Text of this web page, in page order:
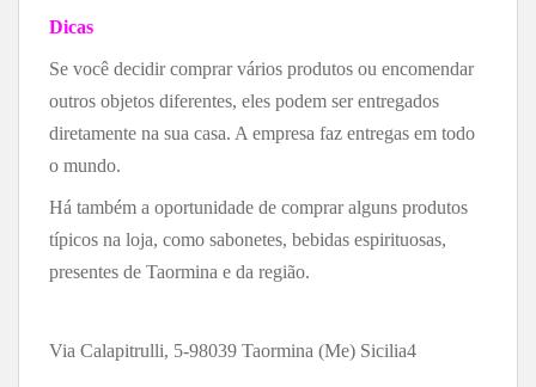
Dicas
Se você decidir comprar vários produtos ou encomendar
outros objetos diferentes, eles podem ser entregados
diretamente na sua casa. A empresa faz entregas em todo
o mundo.
Há também a oportunidade de comprar alguns produtos
típicos na loja, como sabonetes, bebidas espirituosas,
presentes de Taormina e da região.
Via Calapitrulli, 5-98039 Taormina (Me) Sicilia4